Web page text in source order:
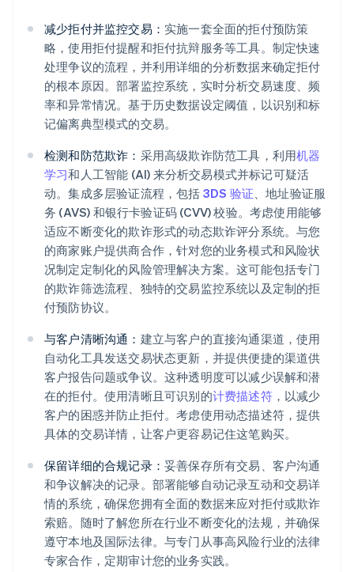
减少拒付并监控交易： 实施一套全面的拒付预防策
略，使用拒付提醒和拒付抗辩服务等工具。制定快速
处理争议的流程，并利用详细的分析数据来确定拒付
的根本原因。部署监控系统，实时分析交易速度、频
率和异常情况。基于历史数据设定阈值，以识别和标
记偏离典型模式的交易。
检测和防范欺诈： 采用高级欺诈防范工具，利用机器
学习和人工智能 (AI) 来分析交易模式并标记可疑活
动。集成多层验证流程，包括 3DS 验证 、地址验证服
务 (AVS) 和银行卡验证码 (CVV) 校验。考虑使用能够
适应不断变化的欺诈形式的动态欺诈评分系统。与您
的商家账户提供商合作，针对您的业务模式和风险状
况制定定制化的风险管理解决方案。这可能包括专门
的欺诈筛选流程、独特的交易监控系统以及定制的拒
付预防协议。
与客户清晰沟通： 建立与客户的直接沟通渠道，使用
自动化工具发送交易状态更新，并提供便捷的渠道供
客户报告问题或争议。这种透明度可以减少误解和潜
在的拒付。使用清晰且可识别的计费描述符，以减少
客户的困惑并防止拒付。考虑使用动态描述符，提供
具体的交易详情，让客户更容易记住这笔购买。
保留详细的合规记录： 妥善保存所有交易、客户沟通
和争议解决的记录。部署能够自动记录互动和交易详
情的系统，确保您拥有全面的数据来应对拒付或欺诈
索赔。随时了解您所在行业不断变化的法规，并确保
遵守本地及国际法律。与专门从事高风险行业的法律
专家合作，定期审计您的业务实践。